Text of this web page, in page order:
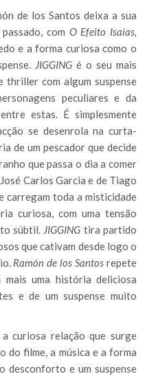
de los Santos deixa a sua
com O Efeito Isaías,
e a forma curiosa como o
JIGGING é o seu mais
thriller com algum suspense
peculiares e da
estas. É simplesmente
se desenrola na curta-
de um pescador que decide
que passa o dia a comer
Carlos Garcia e de Tiago
carregam toda a misticidade
curiosa, com uma tensão
súbtil. JIGGING tira partido
que cativam desde logo o
Ramón de los Santosrepete
uma história deliciosa
e de um suspense muito
curiosa relação que surge
do filme, a música e a forma
desconforto e um suspense